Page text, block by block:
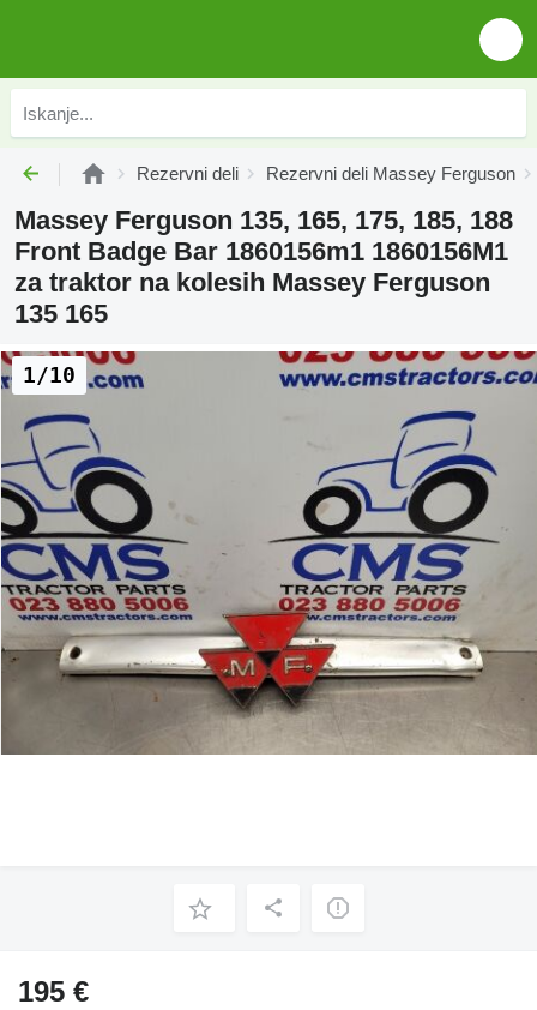
Rezervni deli Rezervni deli Massey Ferguson
Massey Ferguson 135, 165, 175, 185, 188
Front Badge Bar 1860156m1 1860156M1
za traktor na kolesih Massey Ferguson
135 165
1/10
195 €